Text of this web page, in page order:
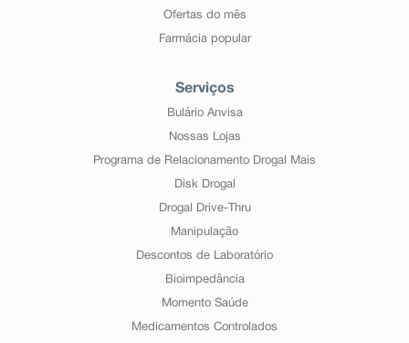
Ofertas do mês
Farmácia popular
Serviços
Bulário Anvisa
Nossas Lojas
Programa de Relacionamento Drogal Mais
Disk Drogal
Drogal Drive-Thru
Manipulação
Descontos de Laboratório
Bioimpedância
Momento Saúde
Medicamentos Controlados